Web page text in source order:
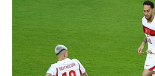
FILM
Sinopsis Layla